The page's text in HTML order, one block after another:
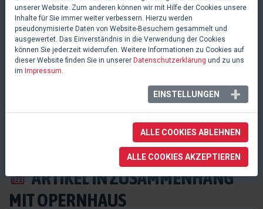
PRODUKTIONEN
Aufgabe /
My Fair Lady| 2008-2016 in
Produktion
ARTIKEL IN ZUSAMMENHANG
MIT OPERNHAUS
unserer Website. Zum anderen können wir mit Hilfe der Cookies unsere
Inhalte für Sie immer weiter verbessern. Hierzu werden
pseudonymisierte Daten von Website-Besuchern gesammelt und
ausgewertet. Das Einverständnis in die Verwendung der Cookies
können Sie jederzeit widerrufen. Weitere Informationen zu Cookies auf
dieser Website finden Sie in unserer Datenschutzerklärung und zu uns
im Impressum
EINSTELLUNGEN
ALLE COOKIES ABLEHNEN
ALLE COOKIES AKZEPTIEREN